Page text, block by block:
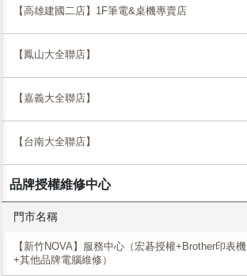
【高雄建國二店】1F筆電&桌機專賣店
【鳳山大全聯店】
【嘉義大全聯店】
【台南大全聯店】
品牌授權維修中心
門市名稱
【新竹NOVA】服務中心（宏碁授權+Brother印表機
+其他品牌電腦維修）